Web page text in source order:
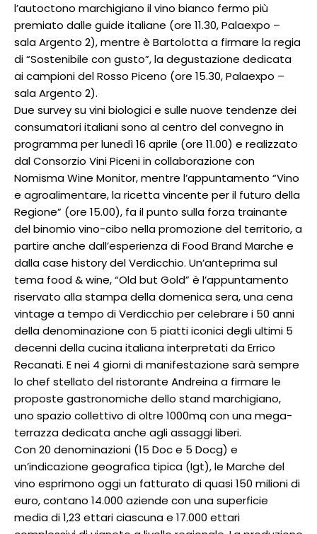
l’autoctono marchigiano il vino bianco fermo più
premiato dalle guide italiane (ore 11.30, Palaexpo –
sala Argento 2), mentre è Bartolotta a firmare la regia
di “Sostenibile con gusto”, la degustazione dedicata
ai campioni del Rosso Piceno (ore 15.30, Palaexpo –
sala Argento 2).
Due survey su vini biologici e sulle nuove tendenze dei
consumatori italiani sono al centro del convegno in
programma per lunedì 16 aprile (ore 11.00) e realizzato
dal Consorzio Vini Piceni in collaborazione con
Nomisma Wine Monitor, mentre l’appuntamento “Vino
e agroalimentare, la ricetta vincente per il futuro della
Regione” (ore 15.00), fa il punto sulla forza trainante
del binomio vino-cibo nella promozione del territorio, a
partire anche dall’esperienza di Food Brand Marche e
dalla case history del Verdicchio. Un’anteprima sul
tema food & wine, “Old but Gold” è l’appuntamento
riservato alla stampa della domenica sera, una cena
vintage a tempo di Verdicchio per celebrare i 50 anni
della denominazione con 5 piatti iconici degli ultimi 5
decenni della cucina italiana interpretati da Errico
Recanati. E nei 4 giorni di manifestazione sarà sempre
lo chef stellato del ristorante Andreina a firmare le
proposte gastronomiche dello stand marchigiano,
uno spazio collettivo di oltre 1000mq con una mega-
terrazza dedicata anche agli assaggi liberi.
Con 20 denominazioni (15 Doc e 5 Docg) e
un’indicazione geografica tipica (Igt), le Marche del
vino esprimono oggi un fatturato di quasi 150 milioni di
euro, contano 14.000 aziende con una superficie
media di 1,23 ettari ciascuna e 17.000 ettari